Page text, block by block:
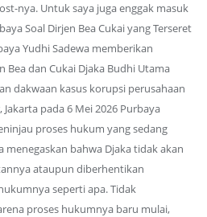
nya. Untuk saya juga enggak masuk
Soal Dirjen Bea Cukai yang Terseret
Yudhi Sadewa memberikan
Bea dan Cukai Djaka Budhi Utama
dakwaan kasus korupsi perusahaan
pada 6 Mei 2026 Purbaya
proses hukum yang sedang
menegaskan bahwa Djaka tidak akan
ataupun diberhentikan
seperti apa. Tidak
proses hukumnya baru mulai,